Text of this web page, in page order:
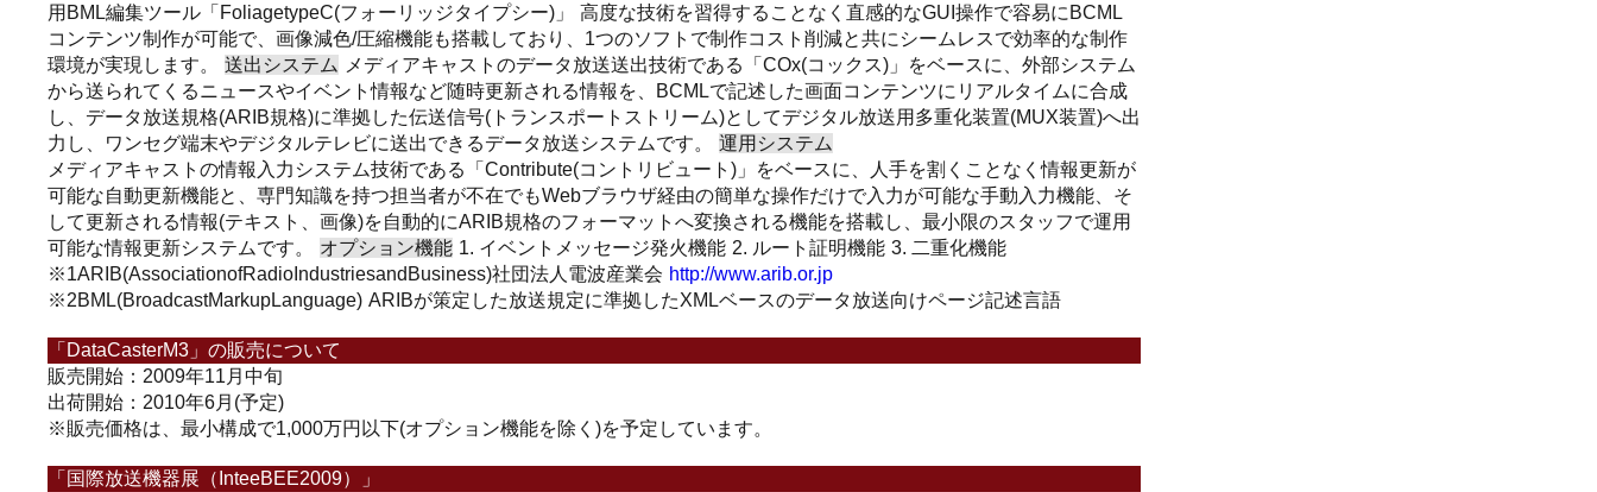
用BML編集ツール「FoliagetypeC(フォーリッジタイプシー)」
高度な技術を習得することなく直感的なGUI操作で容易にBCML
コンテンツ制作が可能で、画像減色/圧縮機能も搭載しており、1つのソフトで制作コスト削減と共にシームレスで効率的な制作
環境が実現します。
送出システム
メディアキャストのデータ放送送出技術である「COx(コックス)」をベースに、外部システム
から送られてくるニュースやイベント情報など随時更新される情報を、BCMLで記述した画面コンテンツにリアルタイムに合成
し、データ放送規格(ARIB規格)に準拠した伝送信号(トランスポートストリーム)としてデジタル放送用多重化装置(MUX装置)へ出
力し、ワンセグ端末やデジタルテレビに送出できるデータ放送システムです。
運用システム
メディアキャストの情報入力システム技術である「Contribute(コントリビュート)」をベースに、人手を割くことなく情報更新が
可能な自動更新機能と、専門知識を持つ担当者が不在でもWebブラウザ経由の簡単な操作だけで入力が可能な手動入力機能、そ
して更新される情報(テキスト、画像)を自動的にARIB規格のフォーマットへ変換される機能を搭載し、最小限のスタッフで運用
可能な情報更新システムです。
オプション機能 1. イベントメッセージ発火機能 2. ルート証明機能 3. 二重化機能
※1ARIB(AssociationofRadioIndustriesandBusiness)社団法人電波産業会 http://www.arib.or.jp
※2BML(BroadcastMarkupLanguage) ARIBが策定した放送規定に準拠したXMLベースのデータ放送向けページ記述言語
「DataCasterM3」の販売について
販売開始：2009年11月中旬
出荷開始：2010年6月(予定)
※販売価格は、最小構成で1,000万円以下(オプション機能を除く)を予定しています。
「国際放送機器展（InteeBEE2009）」